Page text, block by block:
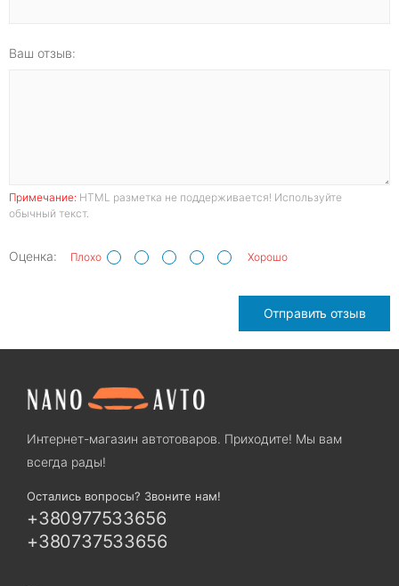
Ваш отзыв:
Примечание: HTML разметка не поддерживается! Используйте
обычный текст.
Оценка: Плохо Хорошо
Отправить отзыв
Интернет-магазин автотоваров. Приходите! Мы вам
всегда рады!
Остались вопросы? Звоните нам!
+380977533656
+380737533656